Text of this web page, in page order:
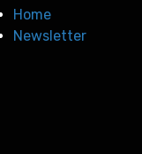
Home
Newsletter